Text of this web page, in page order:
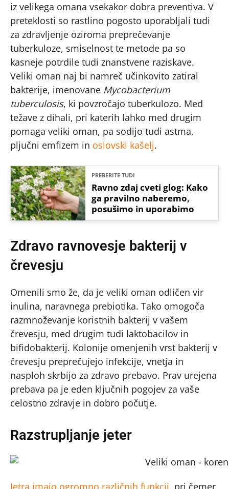
iz velikega omana vsekakor dobra preventiva. V
preteklosti so rastlino pogosto uporabljali tudi
za zdravljenje oziroma preprečevanje
tuberkuloze, smiselnost te metode pa so
kasneje potrdile tudi znanstvene raziskave.
Veliki oman naj bi namreč učinkovito zatiral
bakterije, imenovane Mycobacterium
tuberculosis, ki povzročajo tuberkulozo. Med
težave z dihali, pri katerih lahko med drugim
pomaga veliki oman, pa sodijo tudi astma,
pljučni emfizem in oslovski kašelj.
PREBERITE TUDI
Ravno zdaj cveti glog: Kako
ga pravilno naberemo,
posušimo in uporabimo
Zdravo ravnovesje bakterij v
črevesju
Omenili smo že, da je veliki oman odličen vir
inulina, naravnega prebiotika. Tako omogoča
razmnoževanje koristnih bakterij v vašem
črevesju, med drugim tudi laktobacilov in
bifidobakterij. Kolonije omenjenih vrst bakterij v
črevesju preprečujejo infekcije, vnetja in
nasploh skrbijo za zdravo prebavo. Prav urejena
prebava pa je eden ključnih pogojev za vaše
celostno zdravje in dobro počutje.
Razstrupljanje jeter